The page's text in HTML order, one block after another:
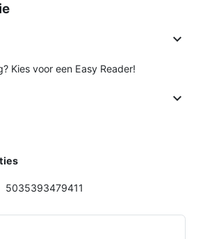

Kies voor een Easy Reader!

5035393479411